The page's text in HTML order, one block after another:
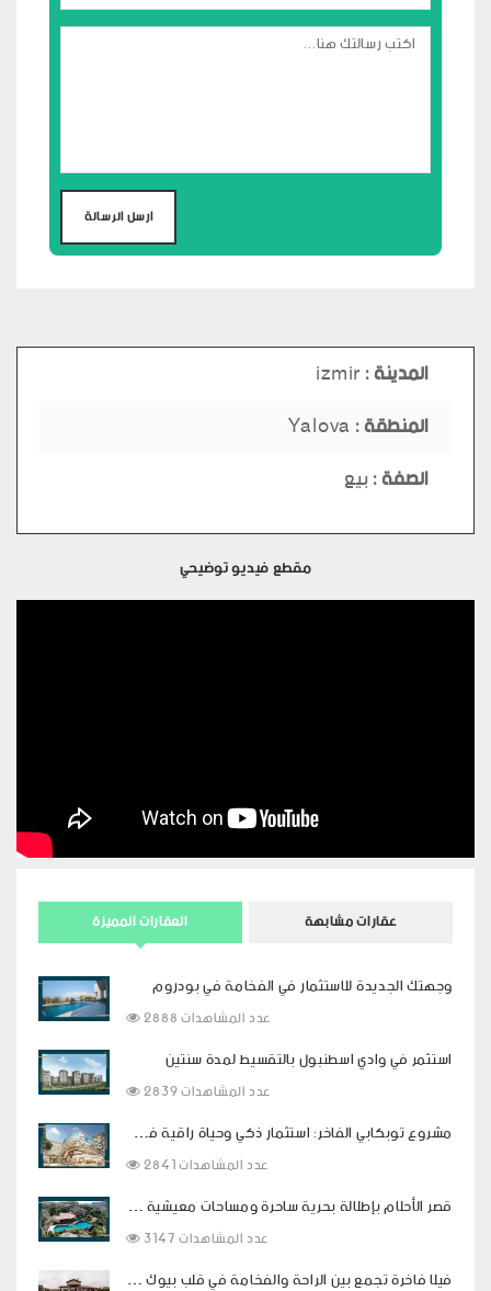
المدينة :
المنطقة :
الصفة :بيع
مقطع فيديو توضيحي
العقارات المميزة عقارات مشابهة
وجهتك الجديدة للاستثمار في الفخامة في بودروم
2888 عدد المشاهدات
استثمر في وادي اسطنبول بالتقسيط لمدة سنتين
2839 عدد المشاهدات
مشروع توبكابي الفاخر: استثمار ذكي وحياة راقية في قلب اسطنبول
2841 عدد المشاهدات
قصر الأحلام بإطلالة بحرية ساحرة ومساحات معيشية فاخرة في بودروم
3147 عدد المشاهدات
فيلا فاخرة تجمع بين الراحة والفخامة في قلب بيوك شكمجة